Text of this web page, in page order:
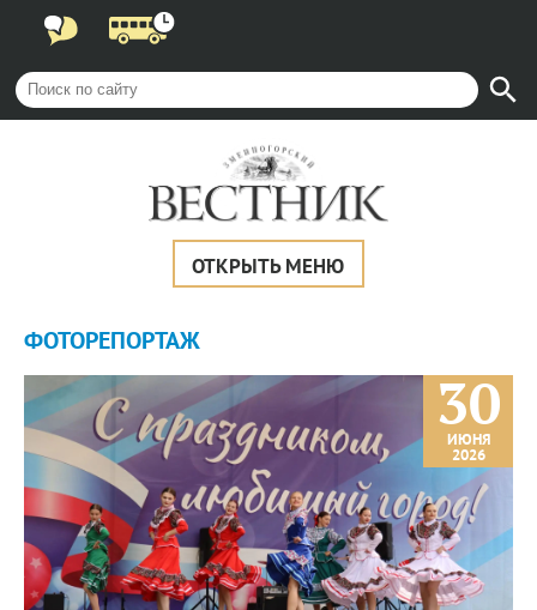
ОТКРЫТЬ МЕНЮ
ФОТОРЕПОРТАЖ
30
ИЮНЯ
2026